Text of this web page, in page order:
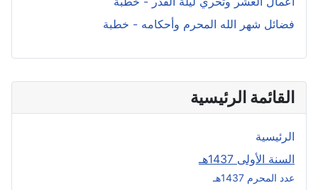
القائمة الرئيسية
الرئيسية
السنة الأولى 1437هـ
عدد المحرم 1437هـ
فضائل شهر الله المحرم وأحكامه - خطبة